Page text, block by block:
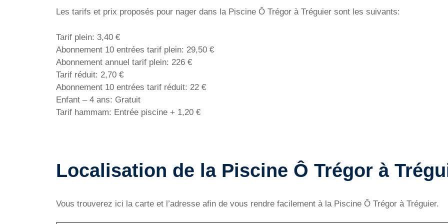
Les tarifs et prix proposés pour nager dans la Piscine Ô Trégor à Tréguier sont les suivants:
Tarif plein: 3,40 €
Abonnement 10 entrées tarif plein: 29,50 €
Abonnement annuel tarif plein: 226 €
Tarif réduit: 2,70 €
Abonnement 10 entrées tarif réduit: 22 €
Enfant – 4 ans: Gratuit
Tarif hammam: Entrée piscine + 1,20 €
Localisation de la Piscine Ô Trégor à
Vous trouverez ici la carte et l’adresse afin de vous rendre facilement à la Piscine Ô Trégor à Tréguier.